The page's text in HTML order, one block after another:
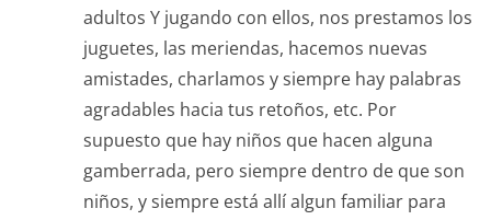
adultos Y jugando con ellos, nos prestamos los
juguetes, las meriendas, hacemos nuevas
amistades, charlamos y siempre hay palabras
agradables hacia tus retoños, etc. Por
supuesto que hay niños que hacen alguna
gamberrada, pero siempre dentro de que son
niños, y siempre está allí algun familiar para